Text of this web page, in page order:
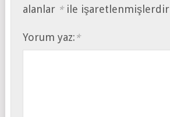
alanlar *ile işaretlenmişlerdir
Yorum yaz: *